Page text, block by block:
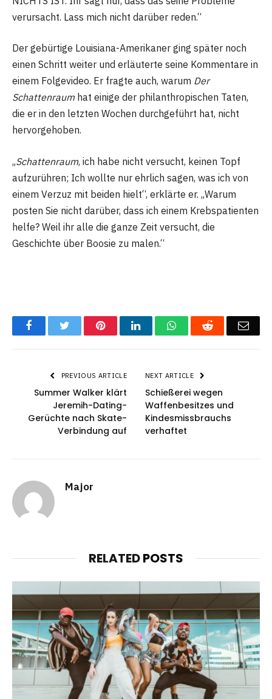
verursacht. Lass mich nicht darüber reden.“
Der gebürtige Louisiana-Amerikaner ging später noch
einen Schritt weiter und erläuterte seine Kommentare in
einem Folgevideo. Er fragte auch, warum Der
Schattenraum hat einige der philanthropischen Taten,
die er in den letzten Wochen durchgeführt hat, nicht
hervorgehoben.
„Schattenraum, ich habe nicht versucht, keinen Topf
aufzurühren; Ich wollte nur ehrlich sagen, was ich von
einem Verzuz mit beiden hielt“, erklärte er. „Warum
posten Sie nicht darüber, dass ich einem Krebspatienten
helfe? Weil ihr alle die ganze Zeit versucht, die
Geschichte über Boosie zu malen.“
FacebookTwitter PinterestLinkedInWhatsAppReddit
PREVIOUS ARTICLE
Summer Walker klärt
Jeremih-Dating-
Gerüchte nach Skate-
Verbindung auf
NEXT ARTICLE
Schießerei wegen
Waffenbesitzes und
Kindesmissbrauchs
verhaftet
Major
RELATEDPOSTS